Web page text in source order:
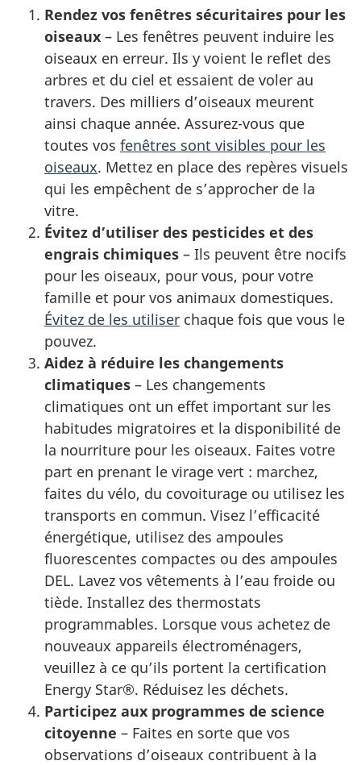
Rendez vos fenêtres sécuritaires pour les
oiseaux – Les fenêtres peuvent induire les
oiseaux en erreur. Ils y voient le reflet des
arbres et du ciel et essaient de voler au
travers. Des milliers d’oiseaux meurent
ainsi chaque année. Assurez-vous que
toutes vos fenêtres sont visibles pour les
oiseaux. Mettez en place des repères visuels
qui les empêchent de s’approcher de la
vitre.
Évitez d’utiliser des pesticides et des
engrais chimiques – Ils peuvent être nocifs
pour les oiseaux, pour vous, pour votre
famille et pour vos animaux domestiques.
Évitez de les utiliser chaque fois que vous le
pouvez.
Aidez à réduire les changements
climatiques – Les changements
climatiques ont un effet important sur les
habitudes migratoires et la disponibilité de
la nourriture pour les oiseaux. Faites votre
part en prenant le virage vert : marchez,
faites du vélo, du covoiturage ou utilisez les
transports en commun. Visez l’efficacité
énergétique, utilisez des ampoules
fluorescentes compactes ou des ampoules
DEL. Lavez vos vêtements à l’eau froide ou
tiède. Installez des thermostats
programmables. Lorsque vous achetez de
nouveaux appareils électroménagers,
veuillez à ce qu’ils portent la certification
Energy Star®. Réduisez les déchets.
Participez aux programmes de science
citoyenne – Faites en sorte que vos
observations d’oiseaux contribuent à la